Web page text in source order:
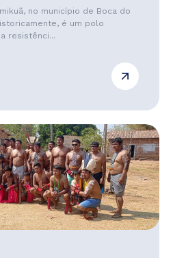
no município de Boca do
é um polo
resistênci...